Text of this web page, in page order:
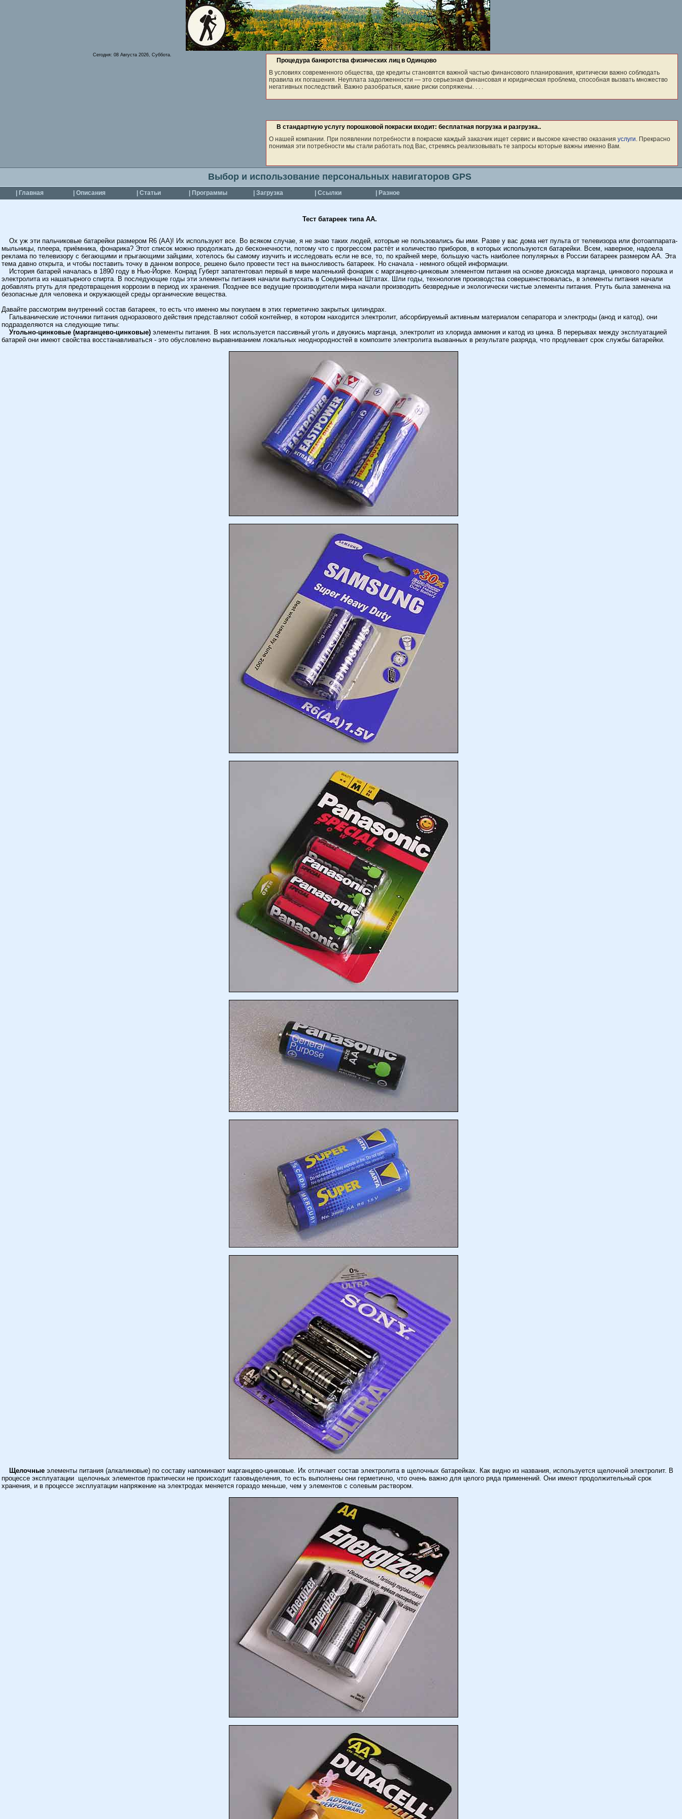
Процедура банкротства физических лиц в Одинцово
В условиях современного общества, где кредиты становятся важной частью финансового планирования, критически важно соблюдать
правила их погашения. Неуплата задолженности — это серьезная финансовая и юридическая проблема, способная вызвать множество
негативных последствий. Важно разобраться, какие риски сопряжены. . . .
В стандартную услугу порошковой покраски входит: бесплатная погрузка и разгрузка..
О нашей компании. При появлении потребности в покраске каждый заказчик ищет сервис и высокое качество оказания услуги. Прекрасно
понимая эти потребности мы стали работать под Вас, стремясь реализовывать те запросы которые важны именно Вам.
Сегодня: 08 Августа 2026, Суббота.
Выбор и использование персональных навигаторов GPS
| Главная | Описания | Статьи | Программы | Загрузка | Ссылки | Разное
Тест батареек типа АА.
Ох уж эти пальчиковые батарейки размером R6 (АА)! Их используют все. Во всяком случае, я не знаю таких людей, которые не пользовались бы ими. Разве у вас дома нет пульта от телевизора или фотоаппарата-
мыльницы, плеера, приёмника, фонарика? Этот список можно продолжать до бесконечности, потому что с прогрессом растёт и количество приборов, в которых используются батарейки. Всем, наверное, надоела
реклама по телевизору с бегающими и прыгающими зайцами, хотелось бы самому изучить и исследовать если не все, то, по крайней мере, большую часть наиболее популярных в России батареек размером АА. Эта
тема давно открыта, и чтобы поставить точку в данном вопросе, решено было провести тест на выносливость батареек. Но сначала - немного общей информации.
История батарей началась в 1890 году в Нью-Йорке. Конрад Губерт запатентовал первый в мире маленький фонарик с марганцево-цинковым элементом питания на основе диоксида марганца, цинкового порошка и
электролита из нашатырного спирта. В последующие годы эти элементы питания начали выпускать в Соединённых Штатах. Шли годы, технология производства совершенствовалась, в элементы питания начали
добавлять ртуть для предотвращения коррозии в период их хранения. Позднее все ведущие производители мира начали производить безвредные и экологически чистые элементы питания. Ртуть была заменена на
безопасные для человека и окружающей среды органические вещества.
Давайте рассмотрим внутренний состав батареек, то есть что именно мы покупаем в этих герметично закрытых цилиндрах.
Гальванические источники питания одноразового действия представляют собой контейнер, в котором находится электролит, абсорбируемый активным материалом сепаратора и электроды (анод и катод), они
подразделяются на следующие типы:
Угольно-цинковые (марганцево-цинковые) элементы питания. В них используется пассивный уголь и двуокись марганца, электролит из хлорида аммония и катод из цинка. В перерывах между эксплуатацией
батарей они имеют свойства восстанавливаться - это обусловлено выравниванием локальных неоднородностей в композите электролита вызванных в результате разряда, что продлевает срок службы батарейки.
Щелочные элементы питания (алкалиновые) по составу напоминают марганцево-цинковые. Их отличает состав электролита в щелочных батарейках. Как видно из названия, используется щелочной электролит. В
процессе эксплуатации щелочных элементов практически не происходит газовыделения, то есть выполнены они герметично, что очень важно для целого ряда применений. Они имеют продолжительный срок
хранения, и в процессе эксплуатации напряжение на электродах меняется гораздо меньше, чем у элементов с солевым раствором.